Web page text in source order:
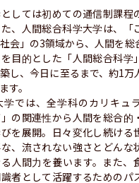
しては初めての通信制課程
、人間総合科学大学は、「
会」の3領域から、人間を総
目的とした「人間総合科学
し、今日に至るまで、約1万
す。
では、全学科のカリキュ
の関連性から人間を総合的
を展開。日々変化し続ける
、流されない強さとどんな
人間力を養います。また、
者として活躍するためのパ